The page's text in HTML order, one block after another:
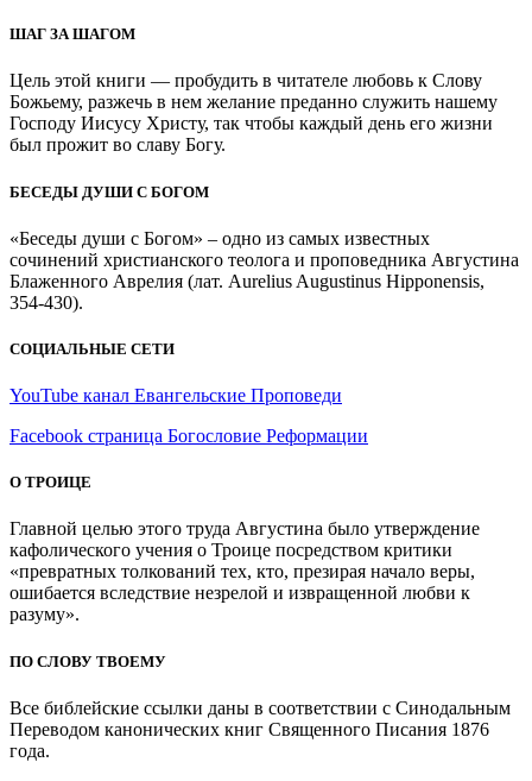
ШАГ ЗА ШАГОМ
Цель этой книги — пробудить в читателе любовь к Слову
Божьему, разжечь в нем желание преданно служить нашему
Господу Иисусу Христу, так чтобы каждый день его жизни
был прожит во славу Богу.
БЕСЕДЫ ДУШИ С БОГОМ
«Беседы души с Богом» – одно из самых известных
сочинений христианского теолога и проповедника Августина
Блаженного Аврелия (лат. Aurelius Augustinus Hipponensis,
354-430).
СОЦИАЛЬНЫЕ СЕТИ
YouTube канал Евангельские Проповеди
Facebook страница Богословие Реформации
О ТРОИЦЕ
Главной целью этого труда Августина было утверждение
кафолического учения о Троице посредством критики
«превратных толкований тех, кто, презирая начало веры,
ошибается вследствие незрелой и извращенной любви к
разуму».
ПО СЛОВУ ТВОЕМУ
Все библейские ссылки даны в соответствии с Синодальным
Переводом канонических книг Священного Писания 1876
года.